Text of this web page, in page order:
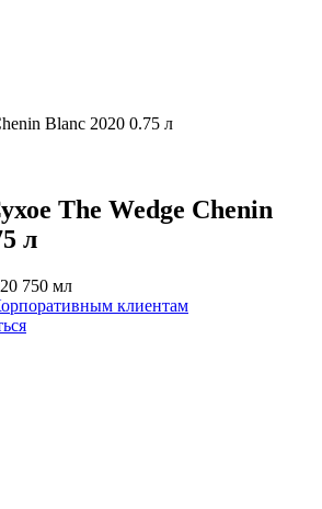
Blanc 2020 0.75 л
The Wedge Chenin
л
750 мл
клиентам